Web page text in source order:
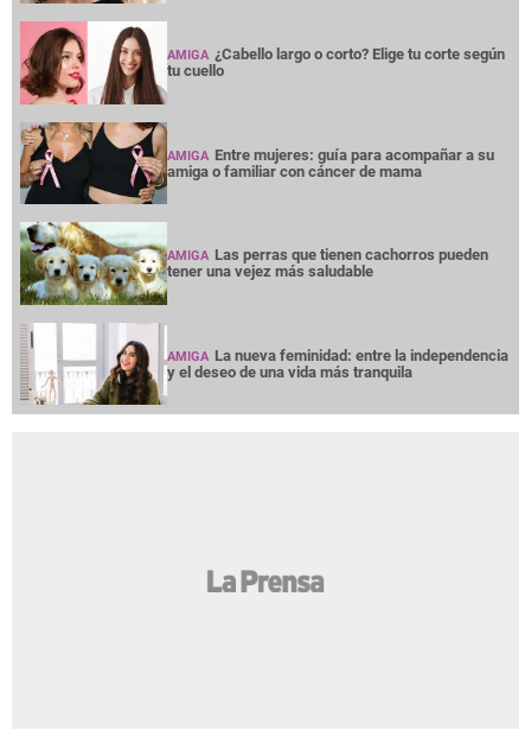
AMIGA ¿Cabello largo o corto? Elige tu corte según
tu cuello
AMIGA Entre mujeres: guía para acompañar a su
amiga o familiar con cáncer de mama
AMIGA Las perras que tienen cachorros pueden
tener una vejez más saludable
AMIGA La nueva feminidad: entre la independencia
y el deseo de una vida más tranquila